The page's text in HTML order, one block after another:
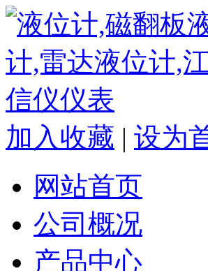
加入收藏 | 设为
网站首页
公司概况
产品中心